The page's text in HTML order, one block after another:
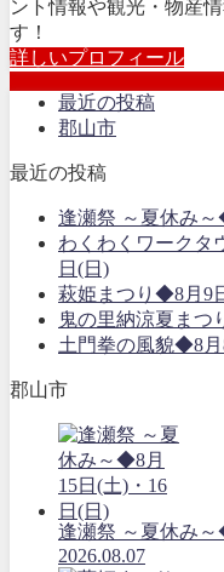
ント情報や観光・物産
す！
詳しいプロフィール
最近の投稿
郡山市
最近の投稿
逢瀬祭 ～夏休み
わくわくワークタ
日(日)
萩姫まつり◆8月9
鬼の里納涼夏まつ
土門拳の風貌◆8月
郡山市
逢瀬祭 ～夏休み
2026.08.07